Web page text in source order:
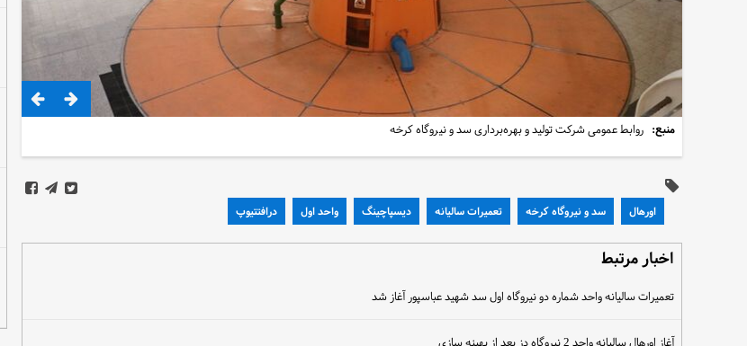
منبع: روابط عمومی شرکت تولید و بهره‌برداری سد و نیروگاه کرخه
اورهال سد و نیروگاه کرخه تعمیرات سالیانه دیسپاچینگ واحد اول درافتتیوپ
اخبار مرتبط
تعمیرات سالیانه واحد شماره دو نیروگاه اول سد شهید عباسپور آغاز شد
آغاز اورهال سالیانه واحد 2 نیروگاه دز بعد از بهینه سازی